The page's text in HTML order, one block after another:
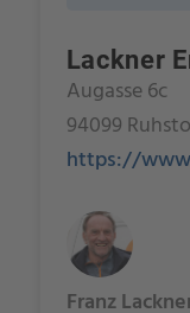
Lackner
Augasse 6c
94099
https://
Franz